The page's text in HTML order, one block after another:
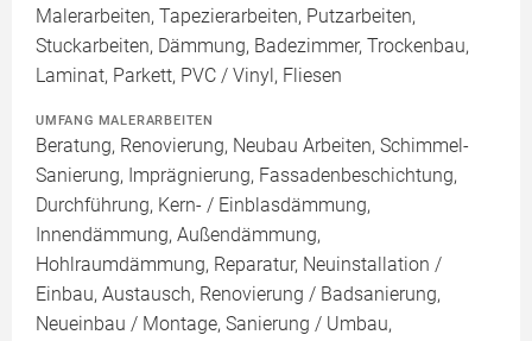
Malerarbeiten, Tapezierarbeiten, Putzarbeiten,
Stuckarbeiten, Dämmung, Badezimmer, Trockenbau,
Laminat, Parkett, PVC / Vinyl, Fliesen
UMFANG MALERARBEITEN
Beratung, Renovierung, Neubau Arbeiten, Schimmel-
Sanierung, Imprägnierung, Fassadenbeschichtung,
Durchführung, Kern- / Einblasdämmung,
Innendämmung, Außendämmung,
Hohlraumdämmung, Reparatur, Neuinstallation /
Einbau, Austausch, Renovierung / Badsanierung,
Neueinbau / Montage, Sanierung / Umbau,